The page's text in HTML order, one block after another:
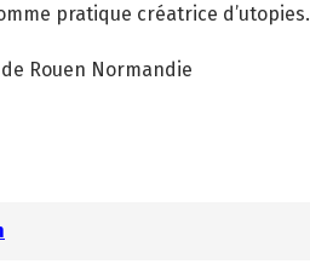
pratique créatrice d’utopies.
Rouen Normandie